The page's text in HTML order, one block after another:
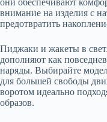
они обеспечивают
внимание на изделия с
предотвратить
Пиджаки и жакеты в
дополняют как
наряды. Выбирайте
для большей свободы
воротом идеально
образов.